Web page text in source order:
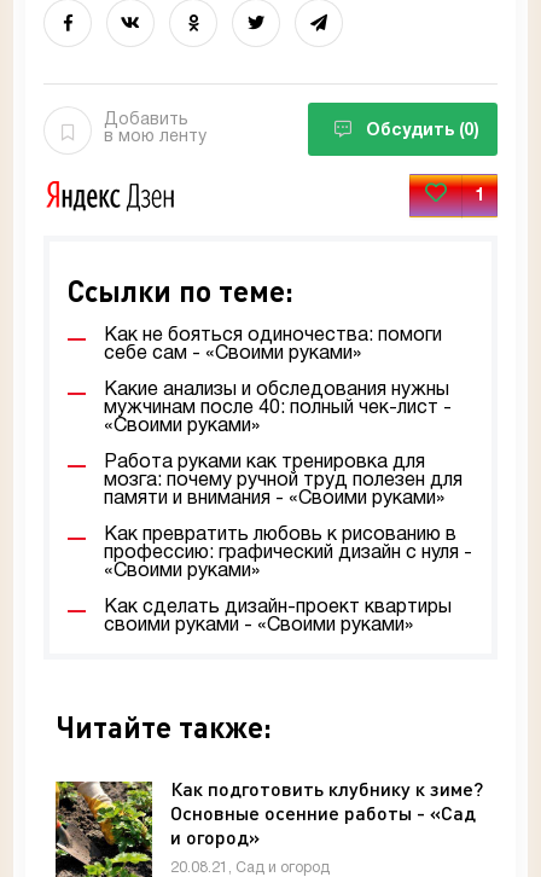
Добавить
в мою ленту
Обсудить (0)
1
Ссылки по теме:
Как не бояться одиночества: помоги
себе сам - «Своими руками»
Какие анализы и обследования нужны
мужчинам после 40: полный чек-лист -
«Своими руками»
Работа руками как тренировка для
мозга: почему ручной труд полезен для
памяти и внимания - «Своими руками»
Как превратить любовь к рисованию в
профессию: графический дизайн с нуля -
«Своими руками»
Как сделать дизайн-проект квартиры
своими руками - «Своими руками»
Читайте также:
Как подготовить клубнику к зиме?
Основные осенние работы - «Сад
и огород»
20.08.21, Сад и огород